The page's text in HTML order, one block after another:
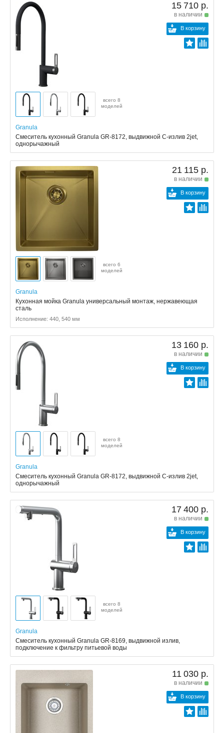
15 710 р.
в наличии
В корзину
всего 8
моделей
Granula
Смеситель кухонный Granula GR-8172, выдвижной С-излив 2jet,
однорычажный
21 115 р.
в наличии
В корзину
всего 6
моделей
Granula
Кухонная мойка Granula универсальный монтаж, нержавеющая
сталь
Исполнение: 440, 540 мм
13 160 р.
в наличии
В корзину
всего 8
моделей
Granula
Смеситель кухонный Granula GR-8172, выдвижной С-излив 2jet,
однорычажный
17 400 р.
в наличии
В корзину
всего 8
моделей
Granula
Смеситель кухонный Granula GR-8169, выдвижной излив,
подключение к фильтру питьевой воды
11 030 р.
в наличии
В корзину